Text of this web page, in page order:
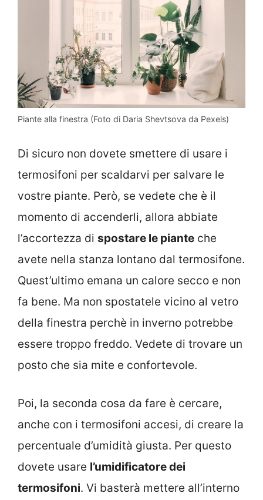
Piante alla finestra (Foto di Daria Shevtsova da Pexels)
Di sicuro non dovete smettere di usare i
termosifoni per scaldarvi per salvare le
vostre piante. Però, se vedete che è il
momento di accenderli, allora abbiate
l’accortezza di spostare le piante che
avete nella stanza lontano dal termosifone.
Quest’ultimo emana un calore secco e non
fa bene. Ma non spostatele vicino al vetro
della finestra perchè in inverno potrebbe
essere troppo freddo. Vedete di trovare un
posto che sia mite e confortevole.
Poi, la seconda cosa da fare è cercare,
anche con i termosifoni accesi, di creare la
percentuale d’umidità giusta. Per questo
dovete usare l’umidificatore dei
termosifoni. Vi basterà mettere all’interno